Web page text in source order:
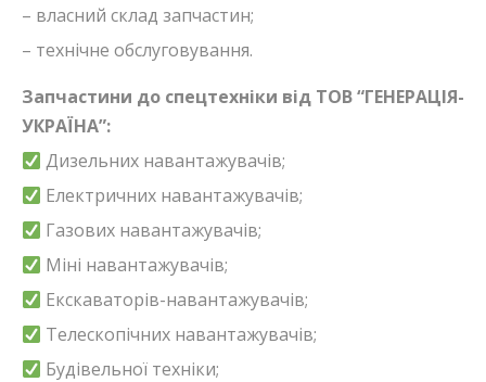
– власний склад запчастин;
– технічне обслуговування.
Запчастини до спецтехніки від ТОВ “ГЕНЕРАЦІЯ-
УКРАЇНА”:
Дизельних навантажувачів;
Електричних навантажувачів;
Газових навантажувачів;
Міні навантажувачів;
Екскаваторів-навантажувачів;
Телескопічних навантажувачів;
Будівельної техніки;